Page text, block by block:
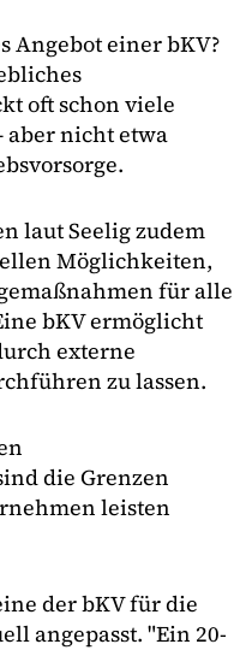
Angebot einer bKV?
oft schon viele
aber nicht etwa
laut Seelig zudem
Möglichkeiten,
für alle
bKV ermöglicht
externe
zu lassen.
die Grenzen
leisten
der bKV für die
angepasst. "Ein 20-